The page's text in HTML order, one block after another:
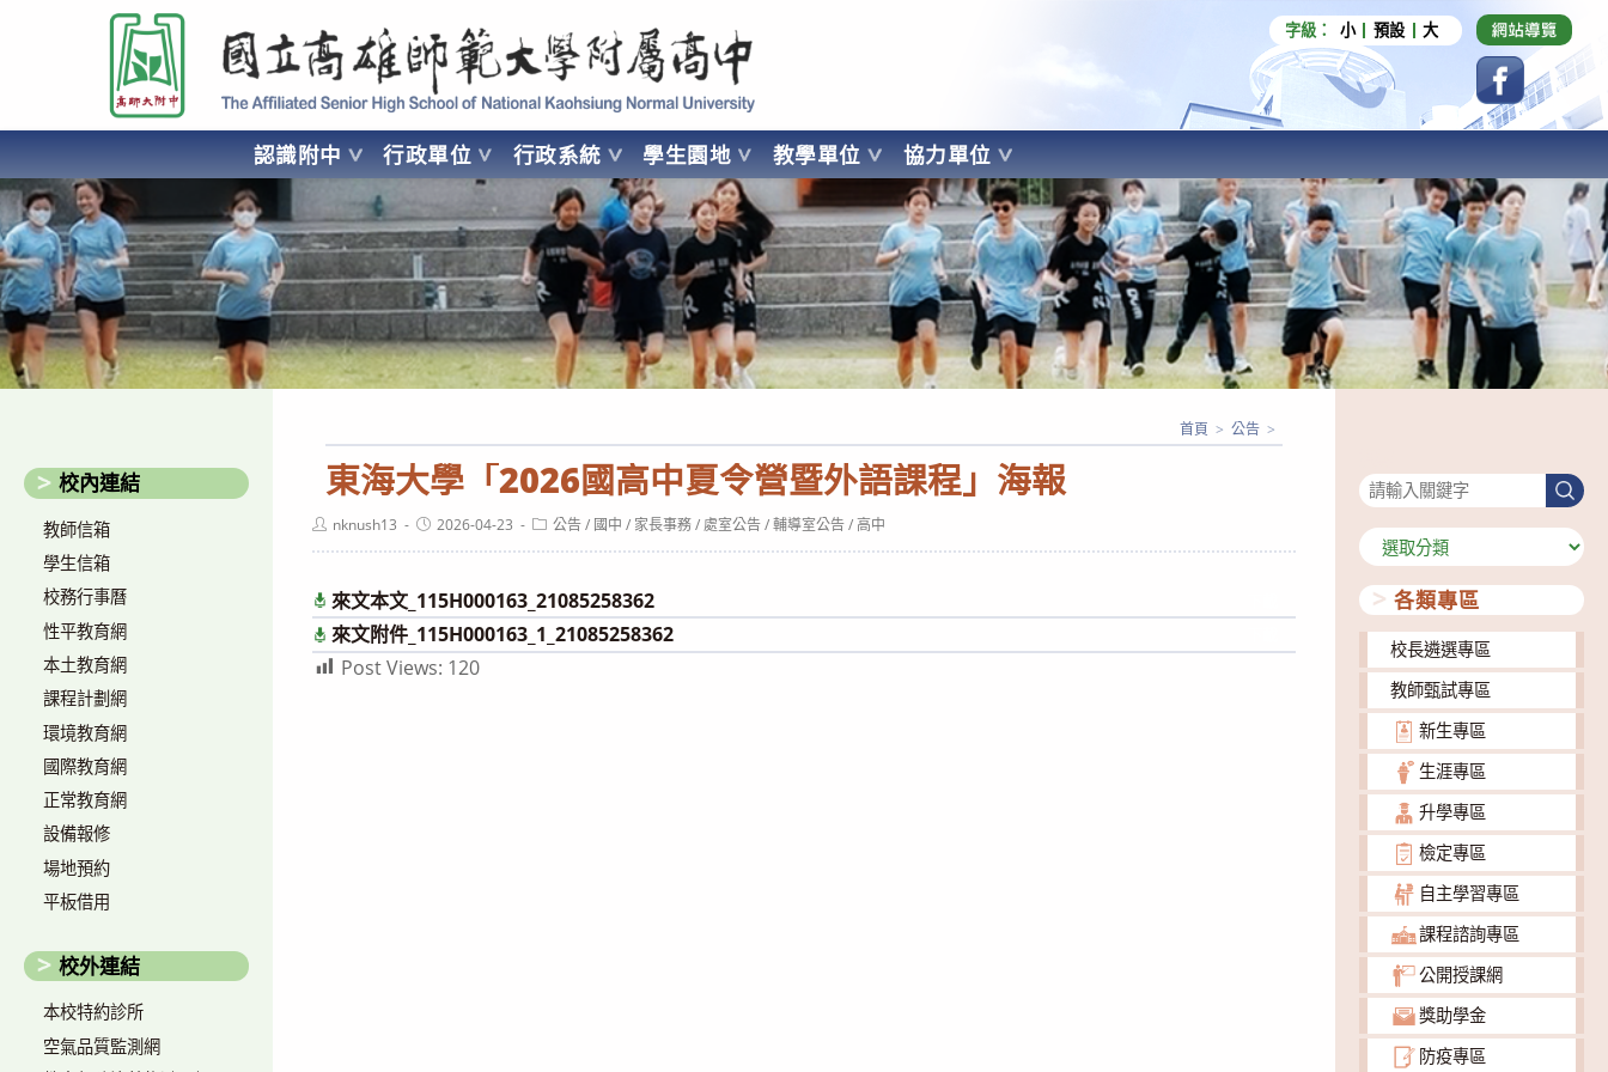
要
容
國立高雄師範大學附屬高級中學 Affiliated Senior High School of National Kaohsiung Normal University
字級： 小 預設 大
認識附中 行政單位 行政系統 學生園地 教學單位 協力單位
AFFILIATED SENIOR HIGH SCHOOL OF NATIONAL KAOHSIUNG NORMAL UNIVERSITY
東海大學「2026國高中夏令營暨外語課程」海報
首頁 > 公告 >
Postnknush13
Post2026-04-23
Post公告 / 國中 / 家長事務 / 處室公告 / 輔導室公告 / 高中
來文本文_115H000163_21085258362
來文附件_115H000163_1_21085258362
Post Views: 120
校內連結
教師信箱
學生信箱
校務行事曆
性平教育網
本土教育網
課程計劃網
環境教育網
國際教育網
正常教育網
設備報修
場地預約
平板借用
校外連結
本校特約診所
空氣品質監測網
搜
尋
分
類
各類專區
校長遴選專區
教師甄試專區
新生專區
生涯專區
升學專區
檢定專區
自主學習專區
課程諮詢專區
公開授課網
獎助學金
防疫專區